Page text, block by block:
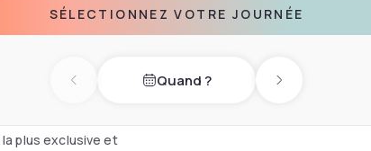
offrir confort, qualité
principales
plus exclusive et
SÉLECTIONNEZ VOTRE JOURNÉE
Previous dayQuand ? Next day